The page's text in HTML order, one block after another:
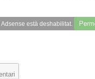
està deshabilitat.